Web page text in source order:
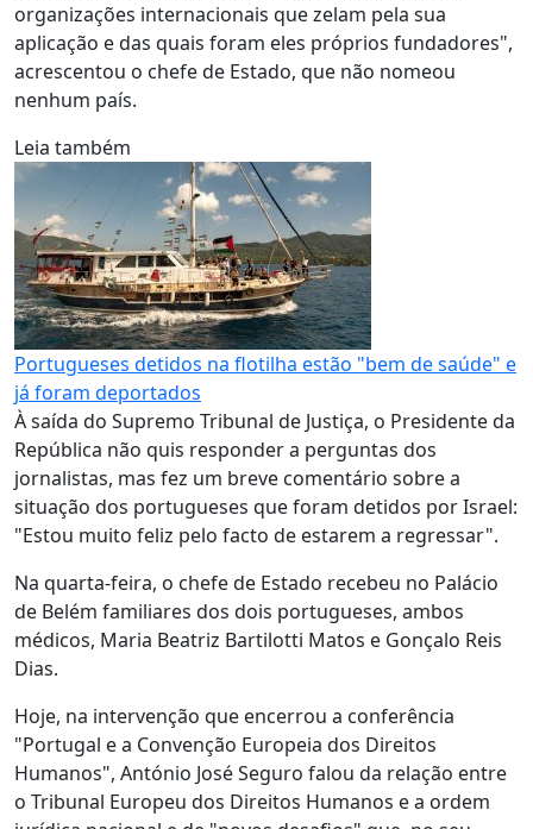
organizações internacionais que zelam pela sua
aplicação e das quais foram eles próprios fundadores",
acrescentou o chefe de Estado, que não nomeou
nenhum país.
Leia também
Portugueses detidos na flotilha estão "bem de saúde" e
já foram deportados
À saída do Supremo Tribunal de Justiça, o Presidente da
República não quis responder a perguntas dos
jornalistas, mas fez um breve comentário sobre a
situação dos portugueses que foram detidos por Israel:
"Estou muito feliz pelo facto de estarem a regressar".
Na quarta-feira, o chefe de Estado recebeu no Palácio
de Belém familiares dos dois portugueses, ambos
médicos, Maria Beatriz Bartilotti Matos e Gonçalo Reis
Dias.
Hoje, na intervenção que encerrou a conferência
"Portugal e a Convenção Europeia dos Direitos
Humanos", António José Seguro falou da relação entre
o Tribunal Europeu dos Direitos Humanos e a ordem